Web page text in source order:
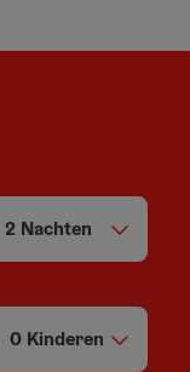
2 Nachten
0 Kinderen